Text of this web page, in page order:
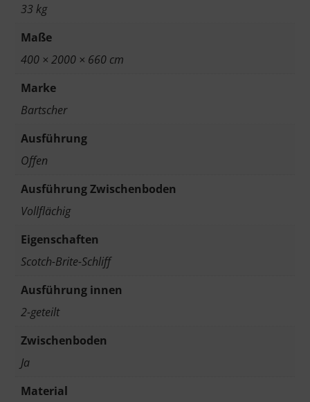
33 kg
Maße
400 × 2000 × 660 cm
Marke
Bartscher
Ausführung
Offen
Ausführung Zwischenboden
Vollflächig
Eigenschaften
Scotch-Brite-Schliff
Ausführung innen
2-geteilt
Zwischenboden
Ja
Material